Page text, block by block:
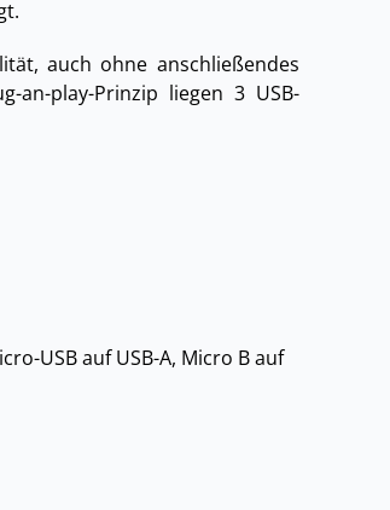
auch ohne anschließendes
an-play-Prinzip liegen 3 USB-
USB auf USB-A, Micro B auf